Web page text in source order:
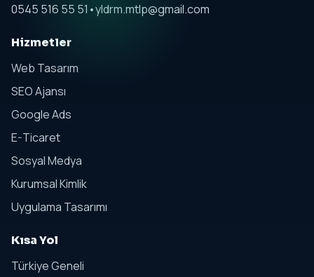
0545 516 55 51 •yldrm.mtlp@gmail.com
Hizmetler
Web Tasarım
SEO Ajansı
Google Ads
E-Ticaret
Sosyal Medya
Kurumsal Kimlik
Uygulama Tasarımı
Kısa Yol
Türkiye Geneli